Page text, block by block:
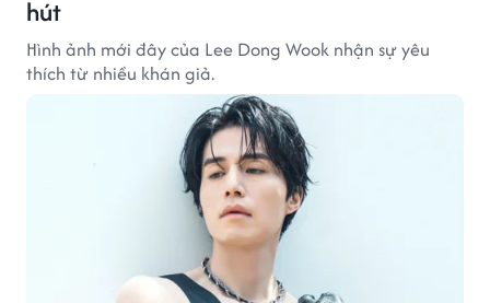
hút
Hình ảnh mới đây của Lee Dong Wook nhận sự yêu
thích từ nhiều khán giả.